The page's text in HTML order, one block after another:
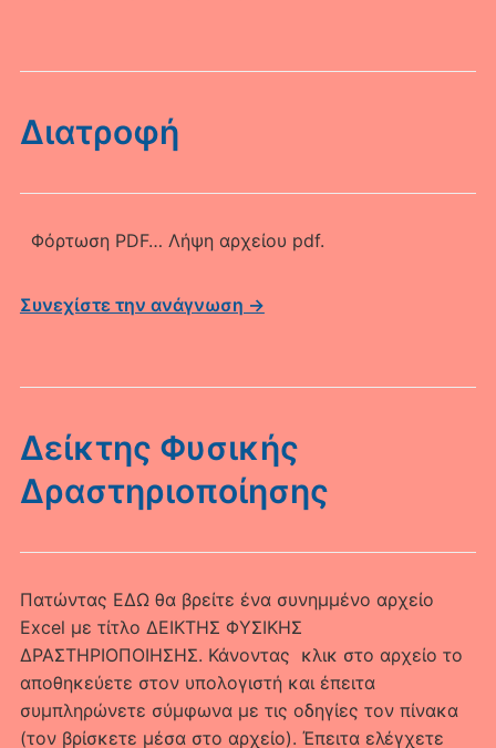
Διατροφή
Φόρτωση PDF… Λήψη αρχείου pdf.
Συνεχίστε την ανάγνωση →
Δείκτης Φυσικής
Δραστηριοποίησης
Πατώντας ΕΔΩ θα βρείτε ένα συνημμένο αρχείο
Excel με τίτλο ΔΕΙΚΤΗΣ ΦΥΣΙΚΗΣ
ΔΡΑΣΤΗΡΙΟΠΟΙΗΣΗΣ. Κάνοντας κλικ στο αρχείο το
αποθηκεύετε στον υπολογιστή και έπειτα
συμπληρώνετε σύμφωνα με τις οδηγίες τον πίνακα
(τον βρίσκετε μέσα στο αρχείο). Έπειτα ελέγχετε